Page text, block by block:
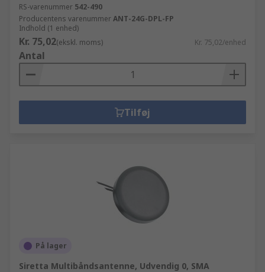
RS-varenummer 542-490
Producentens varenummerANT-24G-DPL-FP
Indhold (1 enhed)
Kr. 75,02(ekskl. moms) Kr. 75,02/enhed
Antal
Tilføj
På lager
Siretta Multibåndsantenne, Udvendig 0, SMA